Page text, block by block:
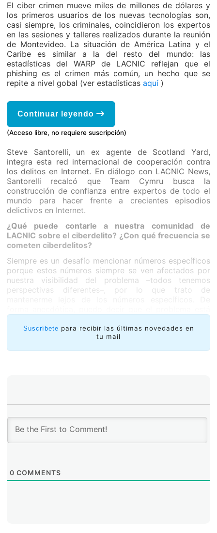
El ciber crimen mueve miles de millones de dólares y
los primeros usuarios de los nuevas tecnologías son,
casi siempre, los criminales, coincidieron los expertos
en las sesiones y talleres realizados durante la reunión
de Montevideo. La situación de América Latina y el
Caribe es similar a la del resto del mundo: las
estadísticas del WARP de LACNIC reflejan que el
phishing es el crimen más común, un hecho que se
repite a nivel gobal (ver estadísticas aquí )
Continuar leyendo
(Acceso libre, no requiere suscripción)
Steve Santorelli, un ex agente de Scotland Yard,
integra esta red internacional de cooperación contra
los delitos en Internet. En diálogo con LACNIC News,
Santorelli recalcó que Team Cymru busca la
construcción de confianza entre expertos de todo el
mundo para hacer frente a crecientes episodios
delictivos en Internet.
¿Qué puede contarle a nuestra comunidad de
LACNIC sobre el ciberdelito? ¿Con qué frecuencia se
cometen ciberdelitos?
Siempre es un desafío mencionar números específicos
porque estos números siempre se ven afectados por
nuestra visibilidad del problema –todos tenemos
perspectivas diferentes–, por lo que trato de
empeorando en forma significativa. Nos encontramos
en una situación que sin duda representa un desafío.
Usando una analogía de la guerra, estamos perdiendo
las batallas. Sentimos que existe la necesidad de este
Suscríbete para recibir las últimas novedades en
tu mail
0 COMMENTS